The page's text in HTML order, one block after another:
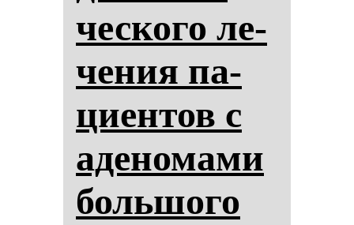
чес­ко­го ле­
че­ния па­
ци­ен­тов с
аде­но­ма­ми
боль­шо­го